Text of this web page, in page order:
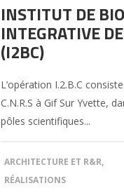
INSTITUT DE
INTEGRATIVE
(I2BC)
L’opération I.2.B.C
C.N.R.S à Gif Sur Yvette,
pôles scientifiques...
ARCHITECTURE ET R&R,
RÉALISATIONS